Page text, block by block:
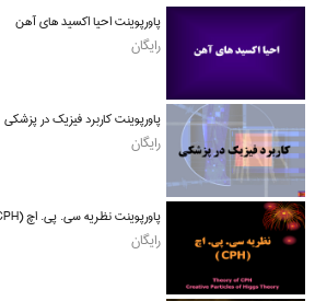
پاورپوینت احیا اکسید های آهن
رایگان
پاورپوینت کاربرد فیزیک در پزشکی
رایگان
پاورپوینت نظریه سی. پی. اچ (CPH)
رایگان